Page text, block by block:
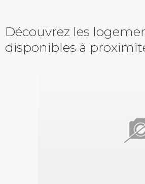
Découvrez les
disponibles à